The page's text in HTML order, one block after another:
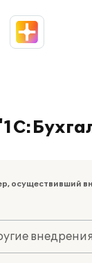
осуществивший